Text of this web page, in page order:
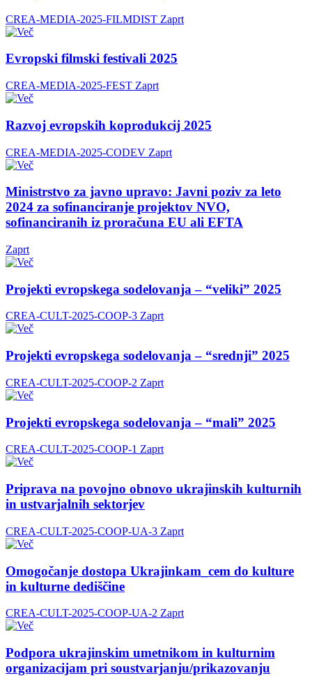
CREA-MEDIA-2025-FILMDIST Zaprt
Evropski filmski festivali 2025
CREA-MEDIA-2025-FEST Zaprt
Razvoj evropskih koprodukcij 2025
CREA-MEDIA-2025-CODEV Zaprt
Ministrstvo za javno upravo: Javni poziv za leto
2024 za sofinanciranje projektov NVO,
sofinanciranih iz proračuna EU ali EFTA
Zaprt
Projekti evropskega sodelovanja – “veliki” 2025
CREA-CULT-2025-COOP-3 Zaprt
Projekti evropskega sodelovanja – “srednji” 2025
CREA-CULT-2025-COOP-2 Zaprt
Projekti evropskega sodelovanja – “mali” 2025
CREA-CULT-2025-COOP-1 Zaprt
Priprava na povojno obnovo ukrajinskih kulturnih
in ustvarjalnih sektorjev
CREA-CULT-2025-COOP-UA-3 Zaprt
Omogočanje dostopa Ukrajinkam_cem do kulture
in kulturne dediščine
CREA-CULT-2025-COOP-UA-2 Zaprt
Podpora ukrajinskim umetnikom in kulturnim
organizacijam pri soustvarjanju/prikazovanju